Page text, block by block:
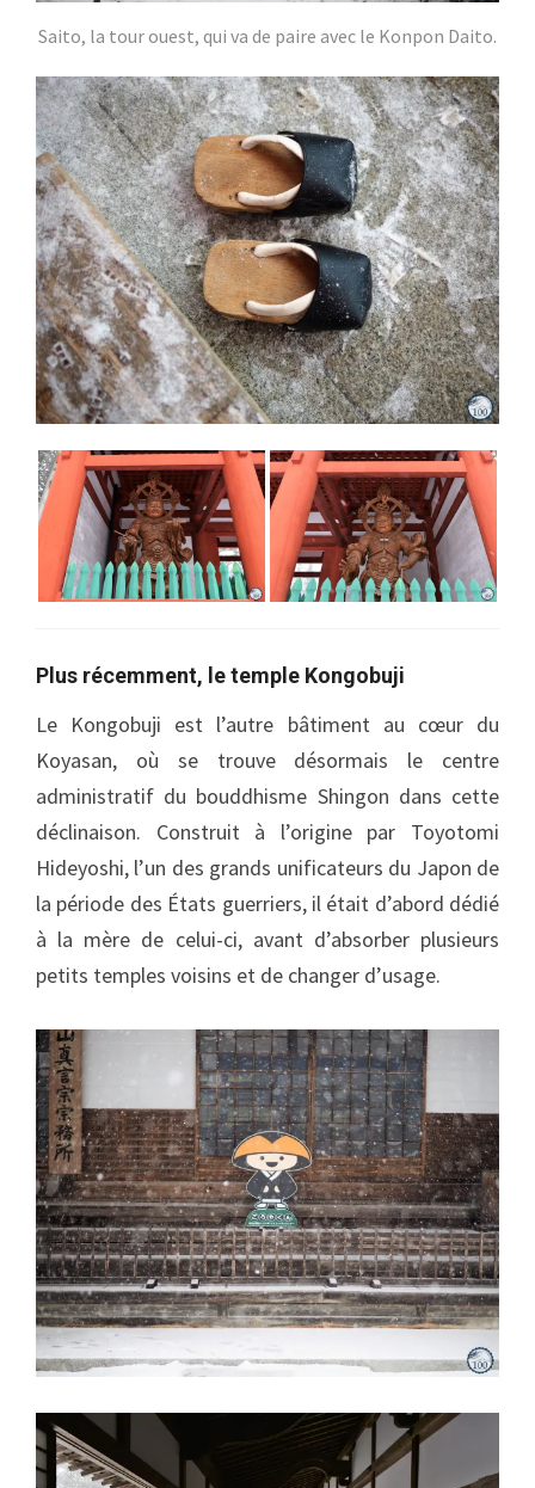
Saito, la tour ouest, qui va de paire avec le Konpon Daito.
Plus récemment, le temple Kongobuji
Le Kongobuji est l’autre bâtiment au cœur du
Koyasan, où se trouve désormais le centre
administratif du bouddhisme Shingon dans cette
déclinaison. Construit à l’origine par Toyotomi
Hideyoshi, l’un des grands unificateurs du Japon de
la période des États guerriers, il était d’abord dédié
à la mère de celui-ci, avant d’absorber plusieurs
petits temples voisins et de changer d’usage.